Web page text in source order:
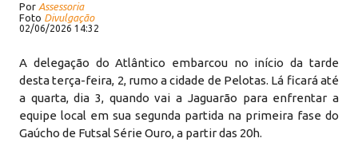
Por Assessoria
Foto Divulgação
02/06/2026 14:32
A delegação do Atlântico embarcou no início da tarde
desta terça-feira, 2, rumo a cidade de Pelotas. Lá ficará até
a quarta, dia 3, quando vai a Jaguarão para enfrentar a
equipe local em sua segunda partida na primeira fase do
Gaúcho de Futsal Série Ouro, a partir das 20h.